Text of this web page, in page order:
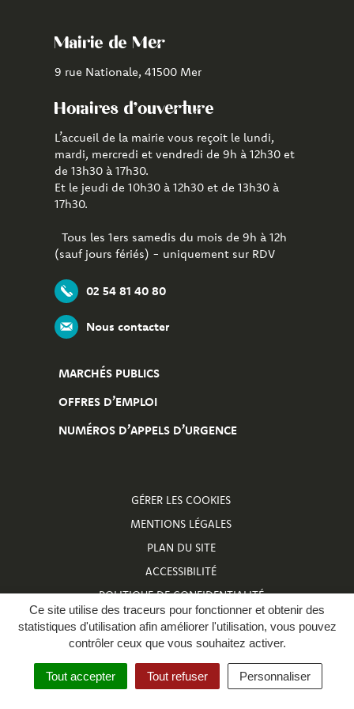
Ce site utilise des traceurs pour fonctionner et obtenir des
statistiques d'utilisation afin améliorer l'utilisation, vous pouvez
contrôler ceux que vous souhaitez activer.
Tout accepter Tout refuser Personnaliser
Mairie de Mer
9 rue Nationale, 41500 Mer
Horaires d'ouverture
L’accueil de la mairie vous reçoit le lundi,
mardi, mercredi et vendredi de 9h à 12h30 et
de 13h30 à 17h30.
Et le jeudi de 10h30 à 12h30 et de 13h30 à
17h30.
Tous les 1ers samedis du mois de 9h à 12h
(sauf jours fériés) - uniquement sur RDV
02 54 81 40 80
Nous contacter
MARCHÉS PUBLICS
OFFRES D’EMPLOI
NUMÉROS D’APPELS D’URGENCE
GÉRER LES COOKIES
MENTIONS LÉGALES
PLAN DU SITE
ACCESSIBILITÉ
POLITIQUE DE CONFIDENTIALITÉ
NUMÉROS D’APPELS D’URGENCE